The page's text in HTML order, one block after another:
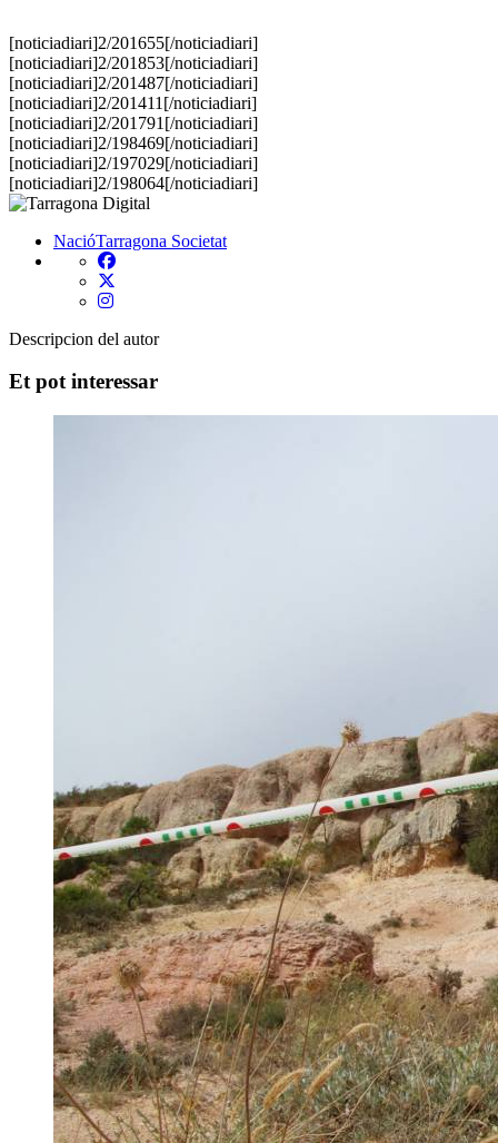
[noticiadiari]2/201655[/noticiadiari]
[noticiadiari]2/201853[/noticiadiari]
[noticiadiari]2/201487[/noticiadiari]
[noticiadiari]2/201411[/noticiadiari]
[noticiadiari]2/201791[/noticiadiari]
[noticiadiari]2/198469[/noticiadiari]
[noticiadiari]2/197029[/noticiadiari]
[noticiadiari]2/198064[/noticiadiari]
NacióTarragona Societat
Descripcion del autor
Et pot interessar